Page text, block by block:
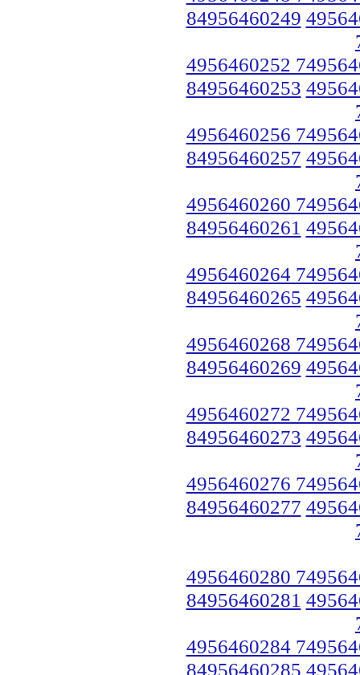
84956460249
4956460252
84956460253
4956460256
84956460257
4956460260
84956460261
4956460264
84956460265
4956460268
84956460269
4956460272
84956460273
4956460276
84956460277
4956460280
84956460281
4956460284
84956460285